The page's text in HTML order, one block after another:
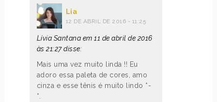
Lia
12 DE ABRIL DE 2016 - 11:25
Lívia Santana em 11 de abril de 2016
às 21:27 disse:
Mais uma vez muito linda !! Eu
adoro essa paleta de cores, amo
cinza e esse tênis é muito lindo *-
*.